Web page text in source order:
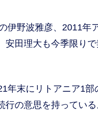
野波雅彦、2011年
安田理大も今季限り
末にリトアニア1
の意思を持ってい